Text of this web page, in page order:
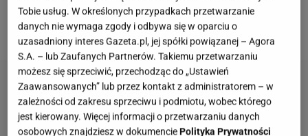
staną się wysublimowanym dodatkiem, który
przyciągnie spojrzenia.
Tobie usług. W określonych przypadkach przetwarzanie
danych nie wymaga zgody i odbywa się w oparciu o
uzasadniony interes Gazeta.pl, jej spółki powiązanej – Agora
S.A. – lub Zaufanych Partnerów. Takiemu przetwarzaniu
możesz się sprzeciwić, przechodząc do „Ustawień
Zaawansowanych” lub przez kontakt z administratorem – w
zależności od zakresu sprzeciwu i podmiotu, wobec którego
jest kierowany. Więcej informacji o przetwarzaniu danych
osobowych znajdziesz w dokumencie Polityka Prywatności